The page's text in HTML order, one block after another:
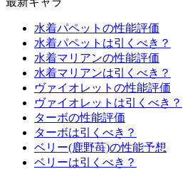
水着パペットの性能評価
水着パペットは引くべき？
水着マリアンの性能評価
水着マリアンは引くべき？
ヴァイオレットの性能評価
ヴァイオレットは引くべき？
ターボの性能評価
ターボは引くべき？
ベリー(鹿野苺)の性能予想
ベリーは引くべき？